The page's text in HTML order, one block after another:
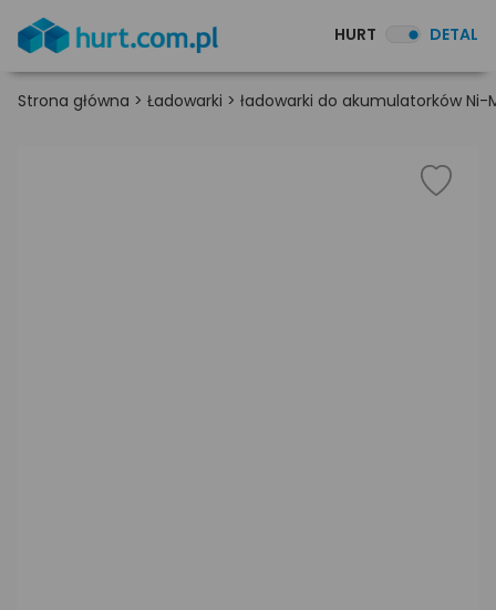
HURT DETAL
Strona główna > Ładowarki > ładowarki do akumulatorków Ni-